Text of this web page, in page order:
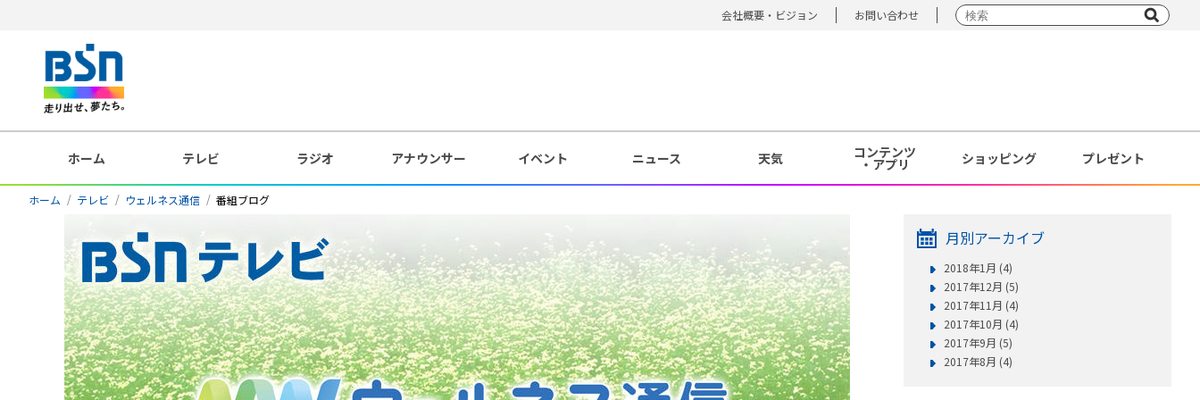
会社概要・ビジョン お問い合わせ
ホーム テレビ ラジオ アナウンサー イベント ニュース 天気 コンテンツ
・アプリ ショッピング プレゼント
ホーム テレビ ウェルネス通信 番組ブログ
月別アーカイブ
2018年1月 (4)
2017年12月 (5)
2017年11月 (4)
2017年10月 (4)
2017年9月 (5)
2017年8月 (4)